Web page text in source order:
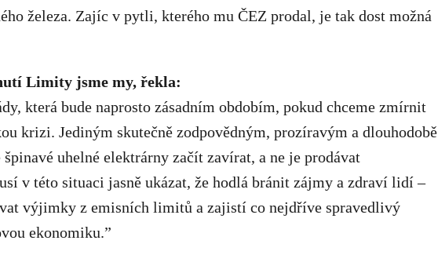
železa. Zajíc v pytli, kterého mu ČEZ prodal, je tak dost možná
Limity jsme my, řekla:
která bude naprosto zásadním obdobím, pokud chceme zmírnit
krizi. Jediným skutečně zodpovědným, prozíravým a dlouhodobě
uhelné elektrárny začít zavírat, a ne je prodávat
v této situaci jasně ukázat, že hodlá bránit zájmy a zdraví lidí –
výjimky z emisních limitů a zajistí co nejdříve spravedlivý
ekonomiku.”